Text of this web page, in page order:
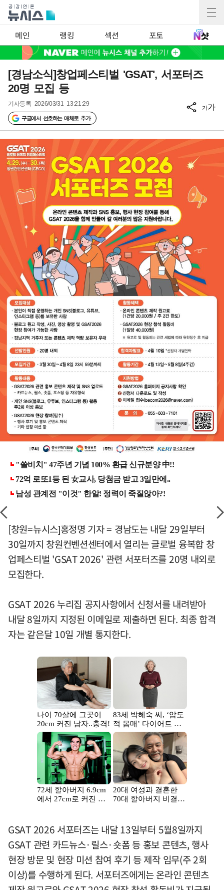
메인 랭킹 섹션 포토
[경남소식]창업페스티벌 'GSAT', 서포터즈
20명 모집 등
기사등록 2026/03/31 13:21:29
구글에서 선호하는 매체로 추가
가가
[창원=뉴시스]홍정명 기자 = 경남도는 내달 29일부터
30일까지 창원컨벤션센터에서 열리는 글로벌 융복합 창
업페스티벌 'GSAT 2026' 관련 서포터즈를 20명 내외로
모집한다.
GSAT 2026 누리집 공지사항에서 신청서를 내려받아
내달 8일까지 지정된 이메일로 제출하면 된다. 최종 합격
자는 같은달 10일 개별 통지한다.
GSAT 2026 서포터즈는 내달 13일부터 5월8일까지
GSAT 관련 카드뉴스·릴스·숏폼 등 홍보 콘텐츠, 행사
현장 방문 및 현장 미션 참여 후기 등 제작 임무(주 2회
이상)를 수행하게 된다. 서포터즈에게는 온라인 콘텐츠